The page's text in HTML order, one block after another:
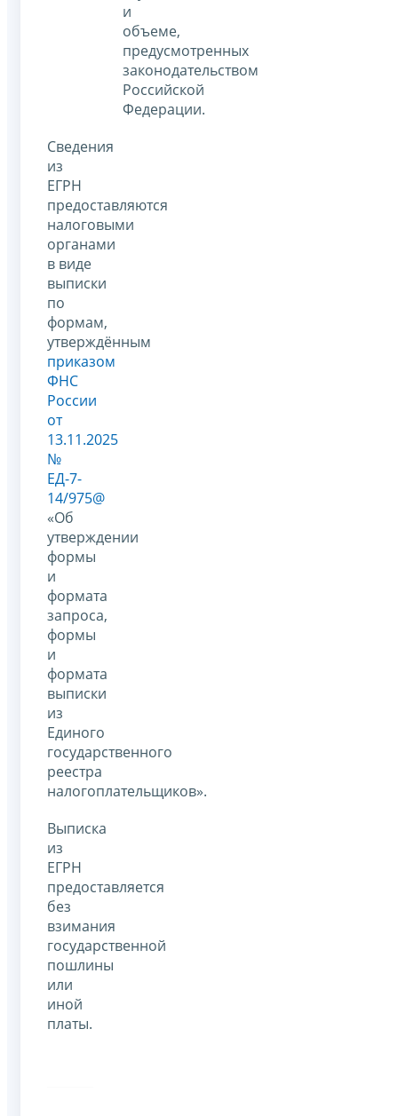
и
объеме,
предусмотренных
законодательством
Российской
Федерации.
Сведения
из
ЕГРН
предоставляются
налоговыми
органами
в виде
выписки
по
формам,
утверждённым
приказом
ФНС
России
от
13.11.2025
№
ЕД-7-
14/975@
«Об
утверждении
формы
и
формата
запроса,
формы
и
формата
выписки
из
Единого
государственного
реестра
налогоплательщиков».
Выписка
из
ЕГРН
предоставляется
без
взимания
государственной
пошлины
или
иной
платы.